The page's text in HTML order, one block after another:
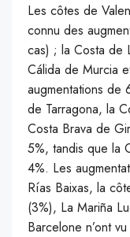
Les côtes de
connu des
cas) ; la Costa de
Cálida de Murcia
augmentations de
de Tarragona, la
Costa Brava de
5%, tandis que la
4%. Les
Rías Baixas, la
(3%), La Mariña
Barcelone n’ont